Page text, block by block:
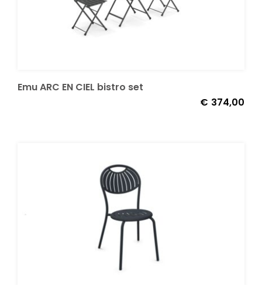
Emu ARC EN CIEL bistro set
€ 374,00